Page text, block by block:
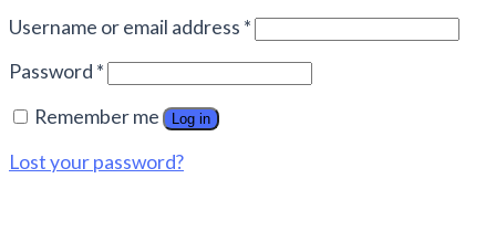
Username or email address *
Password *
Remember me
Log in
Lost your password?